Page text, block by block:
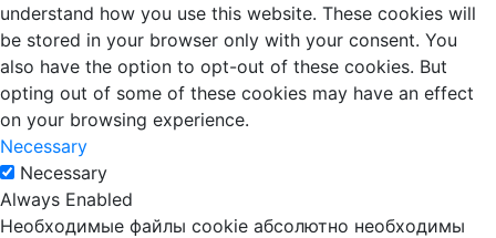
understand how you use this website. These cookies will
be stored in your browser only with your consent. You
also have the option to opt-out of these cookies. But
opting out of some of these cookies may have an effect
on your browsing experience.
Necessary
Necessary
Always Enabled
Необходимые файлы cookie абсолютно необходимы